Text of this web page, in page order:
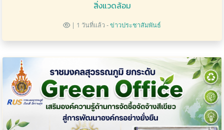
สิ่งแวดล้อม
| 1 วันที่แล้ว -ข่าวประชาสัมพันธ์